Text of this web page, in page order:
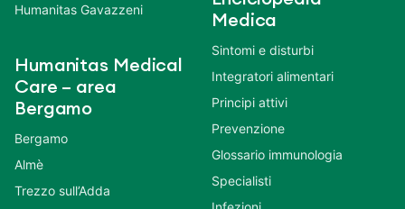
Humanitas Gavazzeni
Humanitas Medical
Care – area
Bergamo
Bergamo
Almè
Trezzo sull’Adda
Medica
Sintomi e disturbi
Integratori alimentari
Principi attivi
Prevenzione
Glossario immunologia
Specialisti